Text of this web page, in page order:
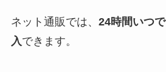
ネット通販では、 24時間いつ
入できます。